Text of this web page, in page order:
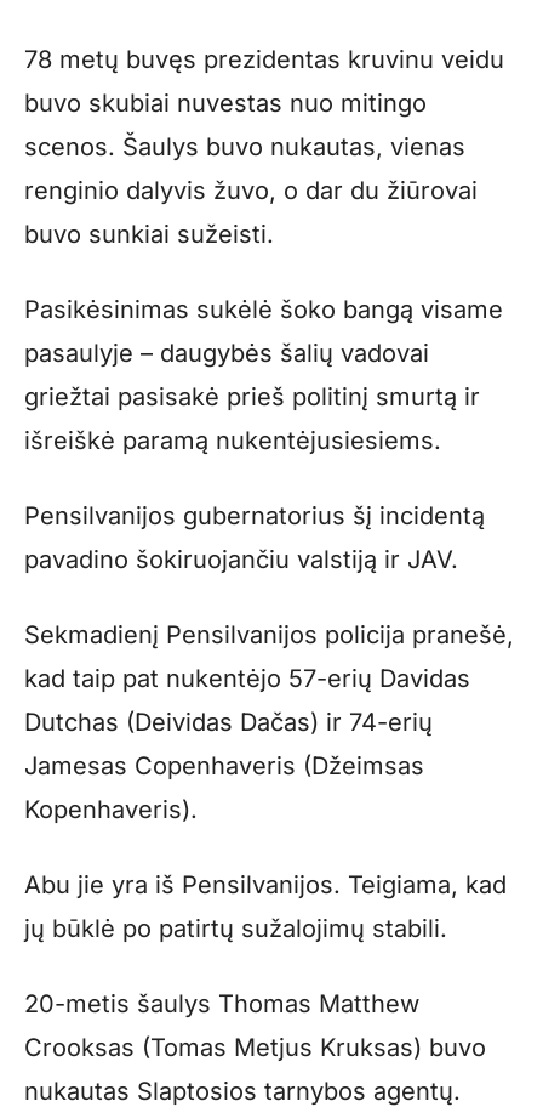
78 metų buvęs prezidentas kruvinu veidu
buvo skubiai nuvestas nuo mitingo
scenos. Šaulys buvo nukautas, vienas
renginio dalyvis žuvo, o dar du žiūrovai
buvo sunkiai sužeisti.
Pasikėsinimas sukėlė šoko bangą visame
pasaulyje – daugybės šalių vadovai
griežtai pasisakė prieš politinį smurtą ir
išreiškė paramą nukentėjusiesiems.
Pensilvanijos gubernatorius šį incidentą
pavadino šokiruojančiu valstiją ir JAV.
Sekmadienį Pensilvanijos policija pranešė,
kad taip pat nukentėjo 57-erių Davidas
Dutchas (Deividas Dačas) ir 74-erių
Jamesas Copenhaveris (Džeimsas
Kopenhaveris).
Abu jie yra iš Pensilvanijos. Teigiama, kad
jų būklė po patirtų sužalojimų stabili.
20-metis šaulys Thomas Matthew
Crooksas (Tomas Metjus Kruksas) buvo
nukautas Slaptosios tarnybos agentų.